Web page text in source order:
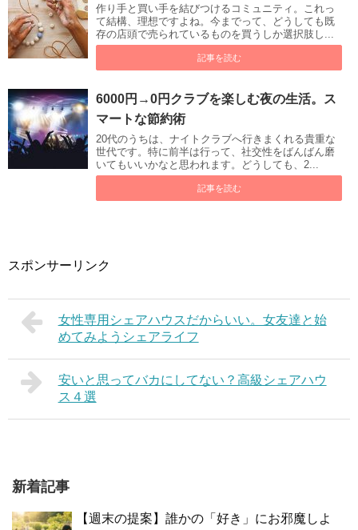
作り手と買い手を結びつけるコミュニティ。これっ
て結構、理想ですよね。今までって、どうしても既
存の店頭で売られているものを買うしか選択肢し...
記事を読む
6000円→0円クラブを楽しむ夜の生活。ス
マートな節約術
20代のうちは、ナイトクラブへ行きまくれる貴重な
世代です。特に前半は行って、社交性をばんばん磨
いてもいいかなと思われます。どうしても、2...
記事を読む
スポンサーリンク
女性専用シェアハウスだからいい。女友達と始
めてみようシェアライフ
安いと思ってバカにしてない？高級シェアハウ
ス４選
新着記事
【週末の提案】誰かの「好き」にお邪魔しよ